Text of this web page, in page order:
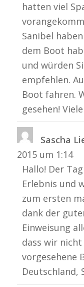
hatten viel
Sanibel
dem Boot
und würden
empfehlen.
Boot fahren.
gesehen!
Sascha
2015 um 1:14
Hallo! Der
Erlebnis und
zum ersten
dank der
Einweisung
dass wir
vorgesehene
Deutschland,